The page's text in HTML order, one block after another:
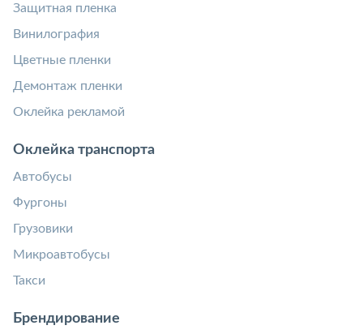
Защитная пленка
Винилография
Цветные пленки
Демонтаж пленки
Оклейка рекламой
Оклейка транспорта
Автобусы
Фургоны
Грузовики
Микроавтобусы
Такси
Брендирование